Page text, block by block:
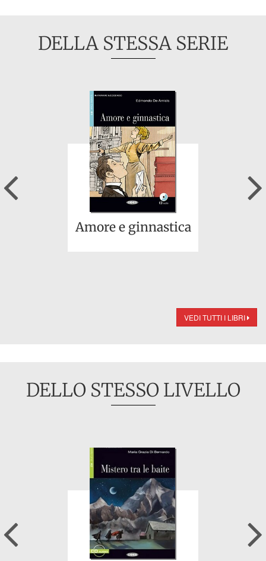
DELLA STESSA SERIE
Amore e ginnastica
Previous
VEDI TUTTI I LIBRI
DELLO STESSO LIVELLO
Previous